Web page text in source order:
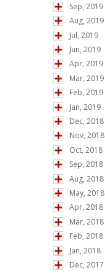
Sep, 2019
Aug, 2019
Jul, 2019
Jun, 2019
Apr, 2019
Mar, 2019
Feb, 2019
Jan, 2019
Dec, 2018
Nov, 2018
Oct, 2018
Sep, 2018
Aug, 2018
May, 2018
Apr, 2018
Mar, 2018
Feb, 2018
Jan, 2018
Dec, 2017